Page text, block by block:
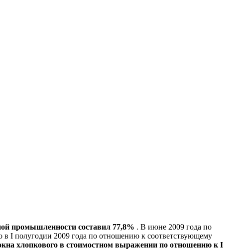
промышленности составил 77,8% . В июне 2009 года по
I полугодии 2009 года по отношению к соответствующему
хлопкового в стоимостном выражении по отношению к I